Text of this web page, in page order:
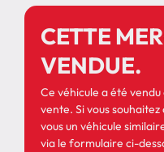
CETTE
VENDUE.
Ce véhicule a été vendu
vente. Si vous
vous un véhicule
via le formulaire ci-